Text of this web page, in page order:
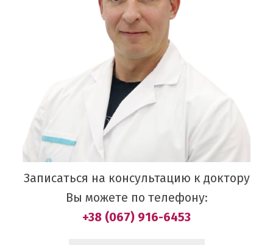
Записаться на консультацию к доктору
Вы можете по телефону:
+38 (067) 916-6453